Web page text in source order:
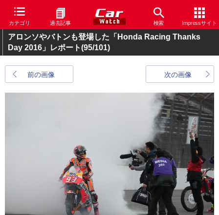
カテゴリ 過去記事 検索 Impressサイト
アロンソやバトンも登場した「Honda Racing Thanks
Day 2016」レポート(95/101)
前の画像 次の画像